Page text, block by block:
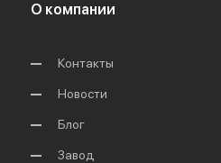
О компании
Контакты
Новости
Блог
Завод